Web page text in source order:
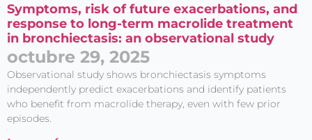
Symptoms, risk of future exacerbations, and
response to long-term macrolide treatment
in bronchiectasis: an observational study
octubre 29, 2025
Observational study shows bronchiectasis symptoms
independently predict exacerbations and identify patients
who benefit from macrolide therapy, even with few prior
episodes.